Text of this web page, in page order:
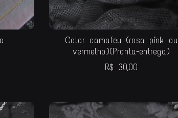
Colar camafeu (rosa pink ou
vermelho)(Pronta-entrega)
R$ 30,00